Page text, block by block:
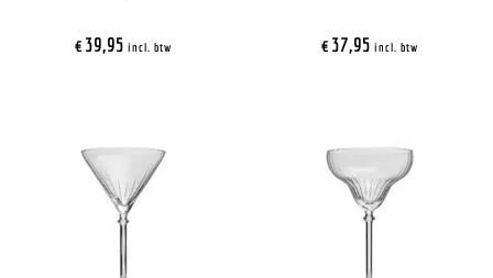
€39,95 incl. btw €37,95 incl. btw